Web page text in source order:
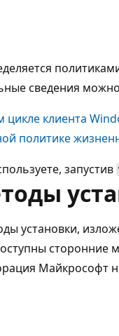
сведения
клиента
политике
запустив
установки,
сторонние
Майкрософт